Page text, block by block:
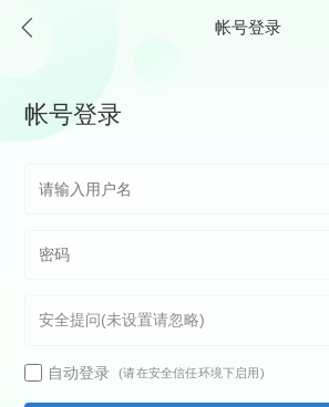
帐号登录
帐号登录
自动登录 (请在安全信任环境下启用)